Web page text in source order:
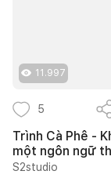
11.997
5
Trình Cà Phê -
một ngôn ngữ
S2studio